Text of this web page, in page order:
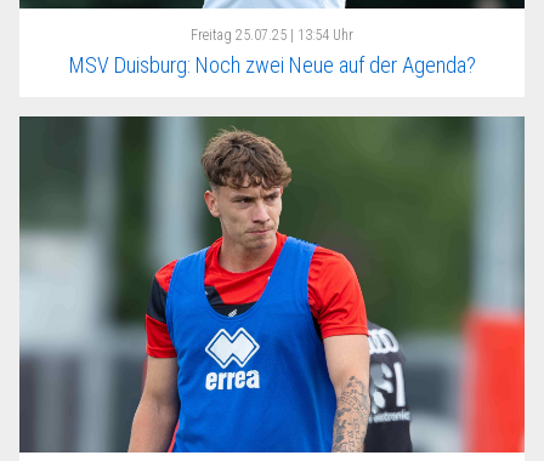
Freitag 25.07.25 | 13:54 Uhr
MSV Duisburg: Noch zwei Neue auf der Agenda?